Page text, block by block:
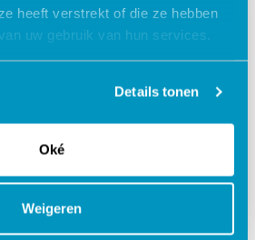
heeft verstrekt of die ze hebben
uw gebruik van hun services.
Details tonen
Oké
Weigeren
en Nieuwe Land kiest ook
van SDB Groep